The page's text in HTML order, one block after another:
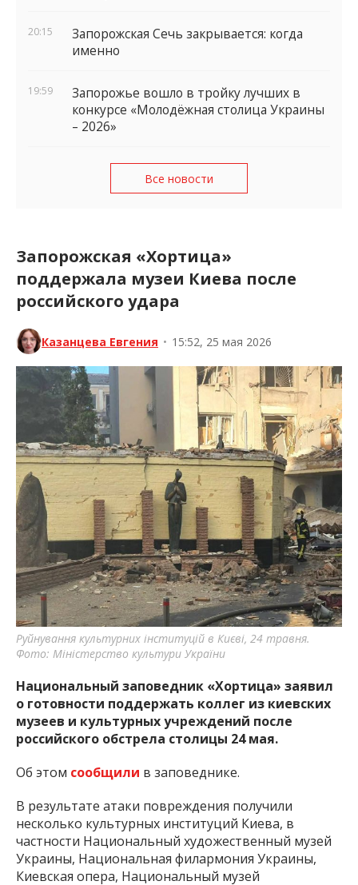
20:15
Запорожская Сечь закрывается: когда
именно
19:59
Запорожье вошло в тройку лучших в
конкурсе «Молодёжная столица Украины
– 2026»
Все новости
Запорожская «Хортица»
поддержала музеи Киева после
российского удара
Казанцева Евгения • 15:52, 25 мая 2026
Руйнування культурних інституцій в Києві, 24 травня.
Фото: Міністерство культури України
Национальный заповедник «Хортица» заявил
о готовности поддержать коллег из киевских
музеев и культурных учреждений после
российского обстрела столицы 24 мая.
Об этом сообщили в заповеднике.
В результате атаки повреждения получили
несколько культурных институций Киева, в
частности Национальный художественный музей
Украины, Национальная филармония Украины,
Киевская опера, Национальный музей